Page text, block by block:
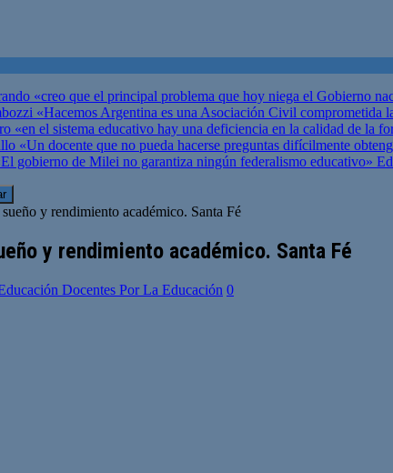
«creo que el principal problema que hoy niega el Gobierno
«Hacemos Argentina es una Asociación Civil comprometida
«en el sistema educativo hay una deficiencia en la calidad de la
«Un docente que no pueda hacerse preguntas difícilmente
gobierno de Milei no garantiza ningún federalismo educativo»
y rendimiento académico. Santa Fé
y rendimiento académico. Santa Fé
Docentes Por La Educación 0